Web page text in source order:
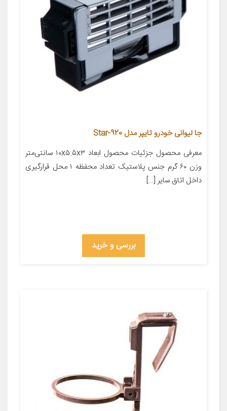
جا لیوانی خودرو تایپر مدل Star-920
معرفی محصول جزئیات محصول ابعاد ۱۰x۵.۵x۳ سانتی‌متر
وزن ۶۰ گرم جنس پلاستیک تعداد محفظه ۱ محل قرارگیری
داخل اتاق سایر […]
بررسی و خرید